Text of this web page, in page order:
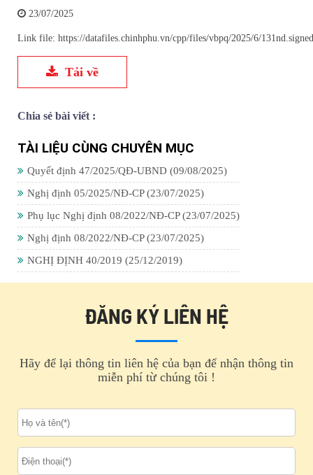
23/07/2025
Link file: https://datafiles.chinhphu.vn/cpp/files/vbpq/2025/6/
Tải về
Chia sẻ bài viết :
TÀI LIỆU CÙNG CHUYÊN MỤC
Quyết định 47/2025/QĐ-UBND (09/08/2025)
Nghị định 05/2025/NĐ-CP(23/07/2025)
Phụ lục Nghị định 08/2022/NĐ-CP(23/07/2025)
Nghị định 08/2022/NĐ-CP(23/07/2025)
NGHỊ ĐỊNH 40/2019 (25/12/2019)
ĐĂNG KÝ LIÊN HỆ
Hãy để lại thông tin liên hệ của bạn để nhận thông tin
miễn phí từ chúng tôi !